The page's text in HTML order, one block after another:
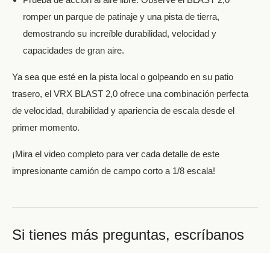
romper un parque de patinaje y una pista de tierra,
demostrando su increíble durabilidad, velocidad y
capacidades de gran aire.
Ya sea que esté en la pista local o golpeando en su patio
trasero, el VRX BLAST 2,0 ofrece una combinación perfecta
de velocidad, durabilidad y apariencia de escala desde el
primer momento.
¡Mira el video completo para ver cada detalle de este
impresionante camión de campo corto a 1/8 escala!
Si tienes más preguntas, escríbanos